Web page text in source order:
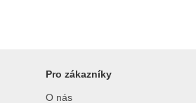
Pro zákazníky
O nás